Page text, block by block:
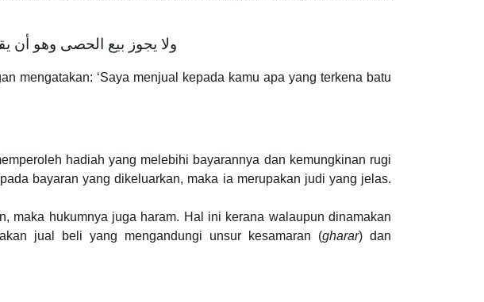
ولا يجوز بيع الحصى وهو
mengatakan: ‘Saya menjual kepada kamu apa yang terkena batu
hadiah yang melebihi bayarannya dan kemungkinan rugi
bayaran yang dikeluarkan, maka ia merupakan judi yang jelas.
maka hukumnya juga haram. Hal ini kerana walaupun dinamakan
jual beli yang mengandungi unsur kesamaran (gharar) dan